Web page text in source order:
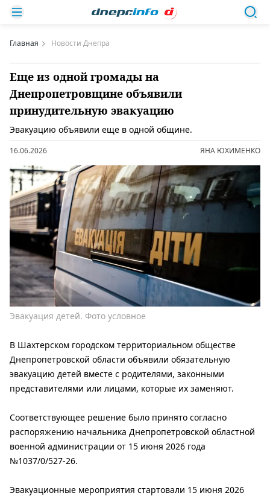
Главная Новости Днепра
Еще из одной громады на
Днепропетровщине объявили
принудительную эвакуацию
Эвакуацию объявили еще в одной общине.
16.06.2026 ЯНА ЮХИМЕНКО
Эвакуация детей. Фото условное
В Шахтерском городском территориальном обществе
Днепропетровской области объявили обязательную
эвакуацию детей вместе с родителями, законными
представителями или лицами, которые их заменяют.
Соответствующее решение было принято согласно
распоряжению начальника Днепропетровской областной
военной администрации от 15 июня 2026 года
№1037/0/527-26.
Эвакуационные мероприятия стартовали 15 июня 2026